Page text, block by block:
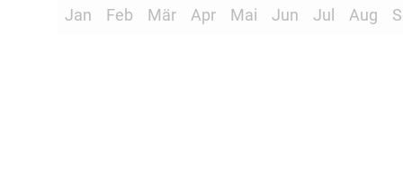
Jan Feb Mär Apr Mai Jun Jul Aug